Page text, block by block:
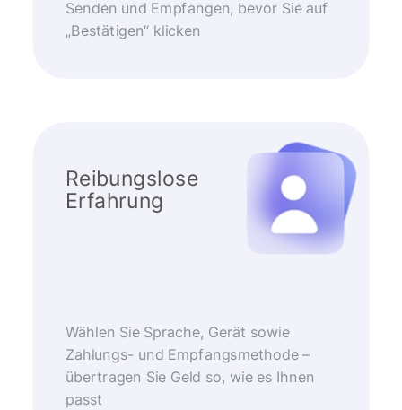
Senden und Empfangen, bevor Sie auf
„Bestätigen“ klicken
Reibungslose
Erfahrung
Wählen Sie Sprache, Gerät sowie
Zahlungs- und Empfangsmethode –
übertragen Sie Geld so, wie es Ihnen
passt